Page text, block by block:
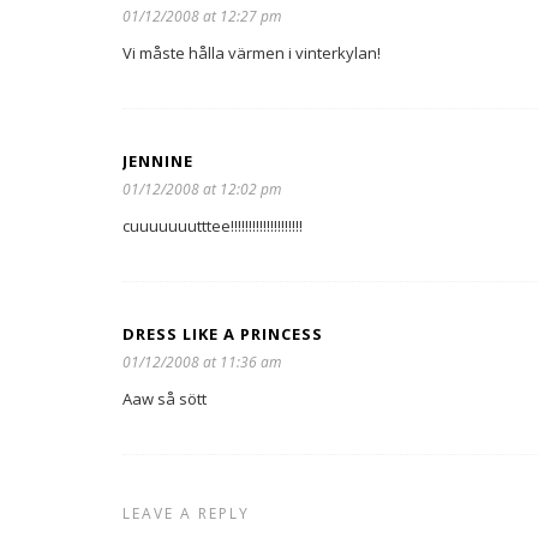
01/12/2008 at 12:27 pm
Vi måste hålla värmen i vinterkylan!
JENNINE
01/12/2008 at 12:02 pm
cuuuuuuutttee!!!!!!!!!!!!!!!!!!!!
DRESS LIKE A PRINCESS
01/12/2008 at 11:36 am
Aaw så sött
LEAVE A REPLY